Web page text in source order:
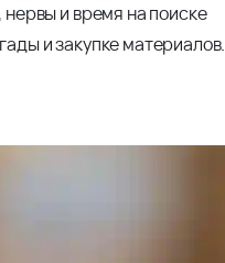
и время на поиске
и закупке материалов.